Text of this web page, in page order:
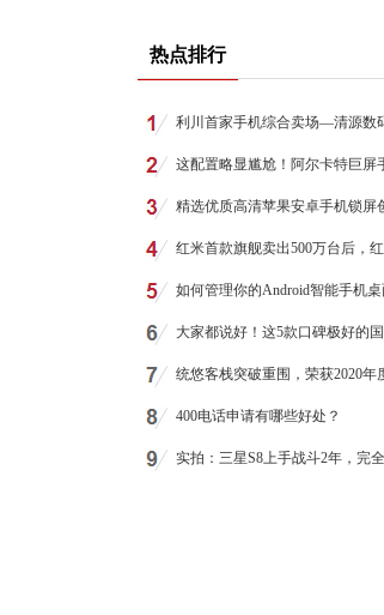
热点排行
利川首家手机综合卖场—清源数
这配置略显尴尬！阿尔卡特巨屏
精选优质高清苹果安卓手机锁屏
红米首款旗舰卖出500万台后，
如何管理你的Android智能手机桌
大家都说好！这5款口碑极好的
统悠客栈突破重围，荣获2020年
400电话申请有哪些好处？
实拍：三星S8上手战斗2年，完